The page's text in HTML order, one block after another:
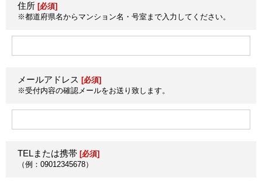
住所 [必須]
※都道府県名からマンション名・号室まで入力してください。
メールアドレス [必須]
※受付内容の確認メールをお送り致します。
TELまたは携帯 [必須]
（例：09012345678）